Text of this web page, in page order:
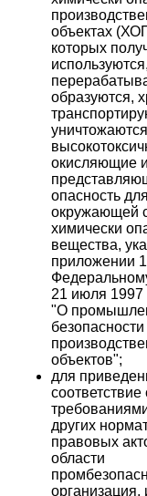
объектах
которых
образуются,
окисляющие
опасность
окружающей
химически
вещества,
приложении
21 июля 1997
"О
объектов";
для
соответствие
других
правовых
области
организация,